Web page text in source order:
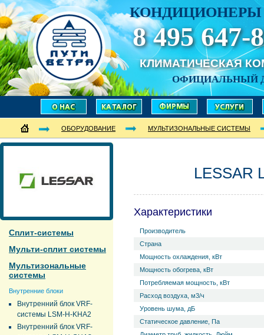
КОНДИЦИОНЕРЫ
8 495 647-
КЛИМАТИЧЕСКАЯ
ОФИЦИАЛЬНЫЙ
ОБОРУДОВАНИЕ МУЛЬТИЗОНАЛЬНЫЕ СИСТЕМЫ
Сплит-системы
Мульти-сплит системы
Мультизональные
системы
Внутренние блоки
Внутренний блок VRF-
системы LSM-H-KHA2
Внутренний блок VRF-
LESSAR
Характеристики
Производитель
Страна
Мощность охлаждения, кВт
Мощность обогрева, кВт
Потребляемая мощность, кВт
Расход воздуха, м3/ч
Уровень ш­ума, дБ
Статическое давление, Па